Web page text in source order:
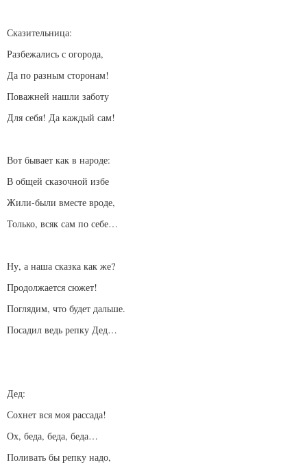
Сказительница:
Разбежались с огорода,
Да по разным сторонам!
Поважней нашли заботу
Для себя! Да каждый сам!
Вот бывает как в народе:
В общей сказочной избе
Жили-были вместе вроде,
Только, всяк сам по себе…
Ну, а наша сказка как же?
Продолжается сюжет!
Поглядим, что будет дальше.
Посадил ведь репку Дед…
Дед:
Сохнет вся моя рассада!
Ох, беда, беда, беда…
Поливать бы репку надо,